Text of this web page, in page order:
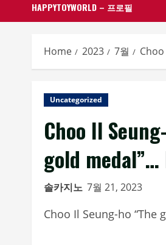
HAPPYTOYWORLD – 프로필
Home 2023 7월
Uncategorized
Choo Il
gold
솔카지노 7월 21, 2023
Choo Il Seung-ho